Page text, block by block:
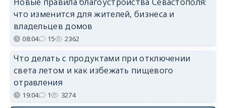
что изменится для жителей, бизнеса и
владельцев домов
08:04 15 2362
Что делать с продуктами при отключении
света летом и как избежать пищевого
отравления
19:04 1 3274